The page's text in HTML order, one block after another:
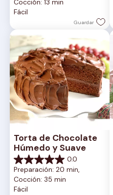
5
estrellas.
reseña
Fácil
Guardar
Torta de Chocolate
Húmedo y Suave
0.0
0.0
de
5
estrellas.
Preparación: 20 min,
Cocción: 35 min
Fácil